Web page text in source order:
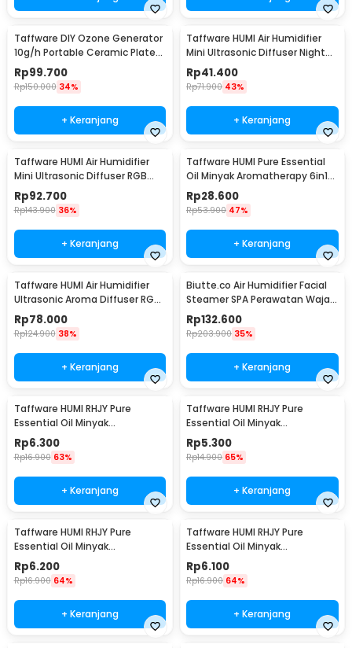
Taffware DIY Ozone Generator
10g/h Portable Ceramic Plate
Air Purifier - VO100
Rp99.700
Rp150.000 34%
+ Keranjang
Taffware HUMI Air Humidifier
Mini Ultrasonic Diffuser Night
LED 300ml - H296
Rp41.400
Rp71.900 43%
+ Keranjang
Taffware HUMI Air Humidifier
Mini Ultrasonic Diffuser RGB
500ml Remote - HUMI H14A
Rp92.700
Rp143.900 36%
+ Keranjang
Taffware HUMI Pure Essential
Oil Minyak Aromatherapy 6in1
10ml - RS-25
Rp28.600
Rp53.900 47%
+ Keranjang
Taffware HUMI Air Humidifier
Ultrasonic Aroma Diffuser RGB
1L - KS-600
Rp78.000
Rp124.900 38%
+ Keranjang
Biutte.co Air Humidifier Facial
Steamer SPA Perawatan Wajah
- 618
Rp132.600
Rp203.900 35%
+ Keranjang
Taffware HUMI RHJY Pure
Essential Oil Minyak
Aromatherapy 10ml Jasmine -
RH-15
Rp6.300
Rp16.900 63%
+ Keranjang
Taffware HUMI RHJY Pure
Essential Oil Minyak
Aromatherapy 10ml Lavender -
RH-15
Rp5.300
Rp14.900 65%
+ Keranjang
Taffware HUMI RHJY Pure
Essential Oil Minyak
Aromatherapy 10ml Rose - RH-
15
Rp6.200
Rp16.900 64%
+ Keranjang
Taffware HUMI RHJY Pure
Essential Oil Minyak
Aromatherapy 10ml Lemon -
RH-15
Rp6.100
Rp16.900 64%
+ Keranjang